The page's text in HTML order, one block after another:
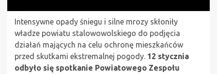
Intensywne opady śniegu i silne mrozy skłoniły
władze powiatu stalowowolskiego do podjęcia
działań mających na celu ochronę mieszkańców
przed skutkami ekstremalnej pogody. 12 stycznia
odbyło się spotkanie Powiatowego Zespołu